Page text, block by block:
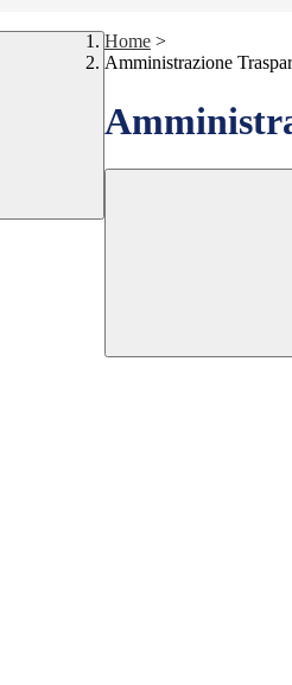
Home >
Amministrazione